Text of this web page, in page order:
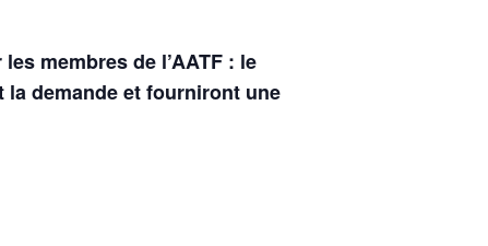
membres de l’AATF : le
la demande et fourniront une